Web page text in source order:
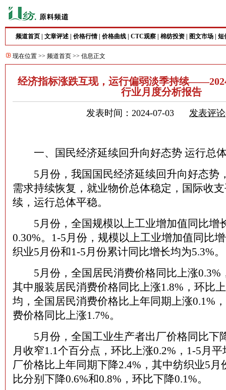
频道首页 文章评述 价格行情| 价格曲线 CTC观察 棉纺投资 图文市场 短
现在位置 >> 频道首页 >> 信息正文
经济指标涨跌互现，运行偏弱淡季持续
行业月度分析报告
发表时间：2024-07-03 发表评
一、国民经济延续回升向好态势 运行总
5月份，我国国民经济延续回升向好态势
需求持续恢复，就业物价总体稳定，国际收
续，运行总体平稳。
5月份，全国规模以上工业增加值同比增
0.30%。1-5月份，规模以上工业增加值同比
织业5月份和1-5月份累计同比增长均为5.3%。
5月份，全国居民消费价格同比上涨0.3%
其中服装居民消费价格同比上涨1.8%，环比
均，全国居民消费价格比上年同期上涨0.1%
费价格同比上涨1.7%。
5月份，全国工业生产者出厂价格同比下
月收窄1.1个百分点，环比上涨0.2%，1-5月
厂价格比上年同期下降2.4%，其中纺织业5月
比分别下降0.6%和0.8%，环比下降0.1%。